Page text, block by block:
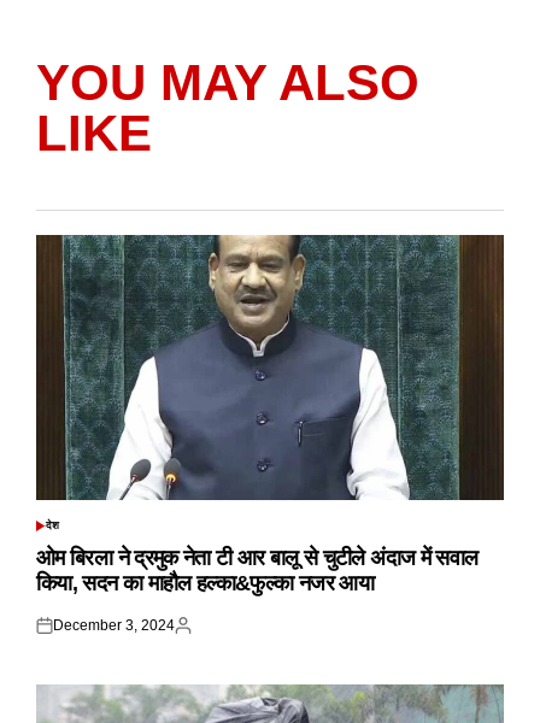
YOU MAY ALSO
LIKE
POSTED
देश
ओम बिरला ने द्रमुक नेता टी आर बालू से चुटीले अंदाज में सवाल
किया, सदन का माहौल हल्का&फुल्का नजर आया
Posted
December 3, 2024
Posted